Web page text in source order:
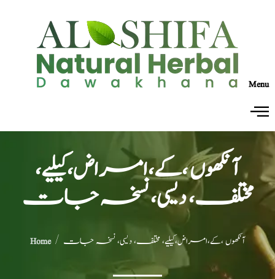
Menu
آنکھوں ،کے،امراض،کیلیے،
مختلف، دیسی، نسخہ جات
Home / آنکھوں ،کے،امراض،کیلیے، مختلف، دیسی، نسخہ جات